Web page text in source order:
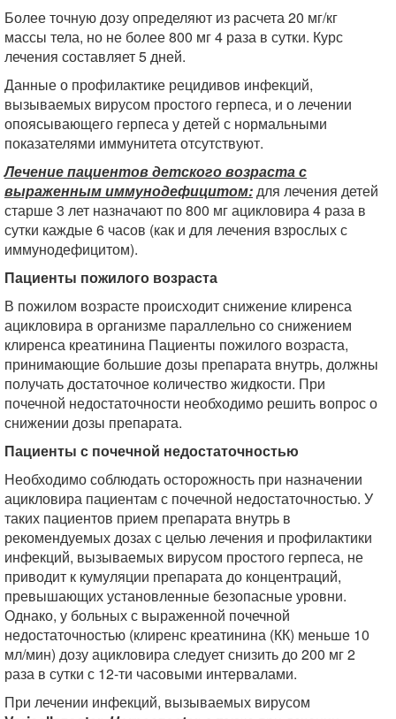
Более точную дозу определяют из расчета 20 мг/кг
массы тела, но не более 800 мг 4 раза в сутки. Курс
лечения составляет 5 дней.
Данные о профилактике рецидивов инфекций,
вызываемых вирусом простого герпеса, и о лечении
опоясывающего герпеса у детей с нормальными
показателями иммунитета отсутствуют.
Лечение пациентов детского возраста с
выраженным иммунодефицитом:для лечения детей
старше 3 лет назначают по 800 мг ацикловира 4 раза в
сутки каждые 6 часов (как и для лечения взрослых с
иммунодефицитом).
Пациенты пожилого возраста
В пожилом возрасте происходит снижение клиренса
ацикловира в организме параллельно со снижением
клиренса креатинина Пациенты пожилого возраста,
принимающие большие дозы препарата внутрь, должны
получать достаточное количество жидкости. При
почечной недостаточности необходимо решить вопрос о
снижении дозы препарата.
Пациенты с почечной недостаточностью
Необходимо соблюдать осторожность при назначении
ацикловира пациентам с почечной недостаточностью. У
таких пациентов прием препарата внутрь в
рекомендуемых дозах с целью лечения и профилактики
инфекций, вызываемых вирусом простого герпеса, не
приводит к кумуляции препарата до концентраций,
превышающих установленные безопасные уровни.
Однако, у больных с выраженной почечной
недостаточностью (клиренс креатинина (КК) меньше 10
мл/мин) дозу ацикловира следует снизить до 200 мг 2
раза в сутки с 12-ти часовыми интервалами.
При лечении инфекций, вызываемых вирусом